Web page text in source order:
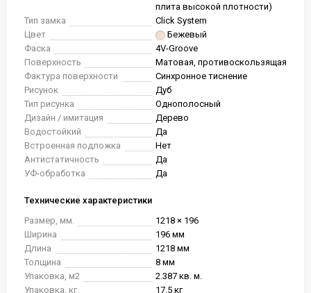
плита высокой плотности)
Тип замка
Click System
Цвет
Бежевый
Фаска
4V-Groove
Поверхность
Матовая, противоскользящая
Фактура поверхности
Синхронное тиснение
Рисунок
Дуб
Тип рисунка
Однополосный
Дизайн / имитация
Дерево
Водостойкий
Да
Встроенная подложка
Нет
Антистатичность
Да
УФ-обработка
Да
Технические характеристики
Размер, мм.
1218 × 196
Ширина
196 мм
Длина
1218 мм
Толщина
8 мм
Упаковка, м2
2.387 кв. м.
Упаковка, кг.
17.5 кг